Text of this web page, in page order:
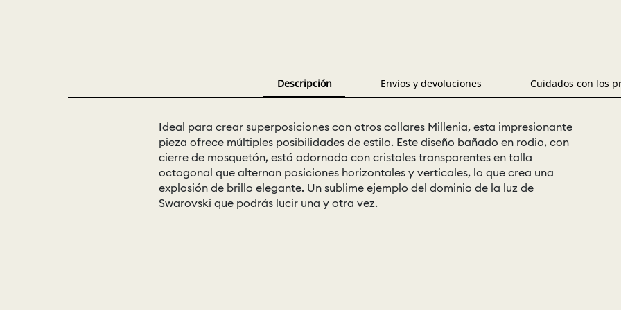
Descripción Envíos y devoluciones Cuidados con los
Ideal para crear superposiciones con otros collares Millenia, esta impresionante
pieza ofrece múltiples posibilidades de estilo. Este diseño bañado en rodio, con
cierre de mosquetón, está adornado con cristales transparentes en talla
octogonal que alternan posiciones horizontales y verticales, lo que crea una
explosión de brillo elegante. Un sublime ejemplo del dominio de la luz de
Swarovski que podrás lucir una y otra vez.